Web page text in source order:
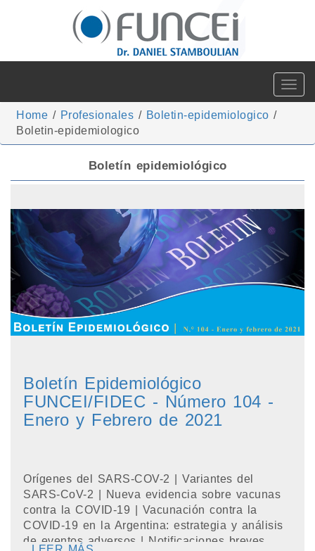
Toggle
Home / Profesionales / Boletin-epidemiologico /
Boletin-epidemiologico
Boletín epidemiológico
Boletín Epidemiológico
FUNCEI/FIDEC - Número 104 -
Enero y Febrero de 2021
Orígenes del SARS-COV-2 | Variantes del
SARS-CoV-2 | Nueva evidencia sobre vacunas
contra la COVID-19 | Vacunación contra la
COVID-19 en la Argentina: estrategia y análisis
de eventos adversos | Notificaciones breves ...